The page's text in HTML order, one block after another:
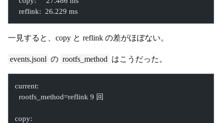
  reflink:  26.229 ms
一見すると、copy と reflink の差がほぼない。
events.jsonl の rootfs_method はこうだった。
current:
  rootfs_method=reflink 9 回
copy: